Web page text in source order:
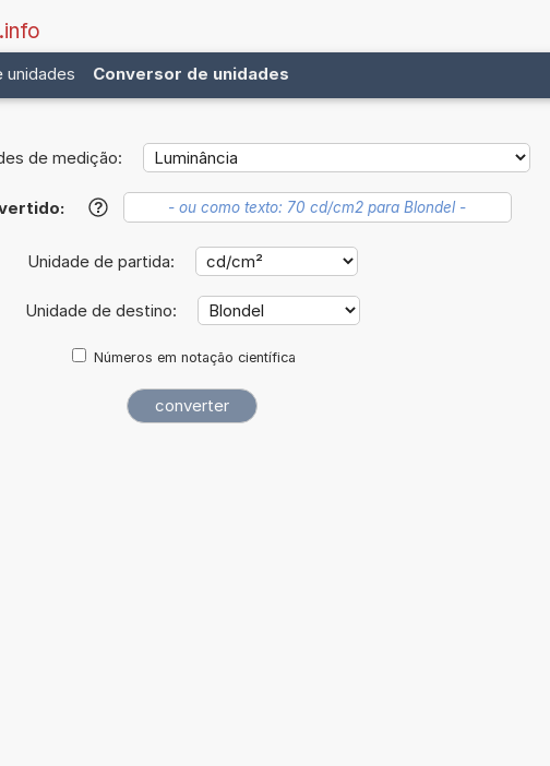
.info
unidades Conversor de unidades
de medição:
?
Unidade de partida:
Unidade de destino:
Números em notação científica